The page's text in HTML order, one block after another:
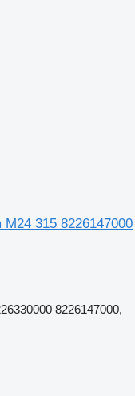
315 8226147000
8226147000,